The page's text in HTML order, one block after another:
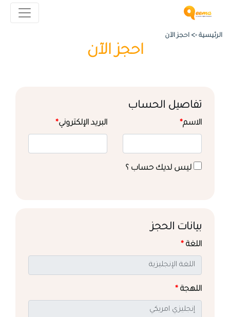
الرئيسية -> احجز الآن
احجز الآن
تفاصيل الحساب
الاسم* البريد الإلكتروني*
ليس لديك حساب ؟
بيانات الحجز
اللغة *
اللهجة *